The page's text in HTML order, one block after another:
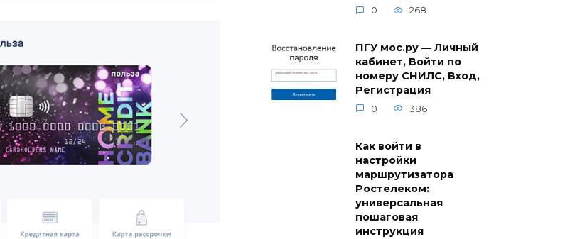
0 268
ПГУ мос.ру — Личный
кабинет, Войти по
номеру СНИЛС, Вход,
Регистрация
0 386
Как войти в
настройки
маршрутизатора
Ростелеком:
универсальная
пошаговая
инструкция